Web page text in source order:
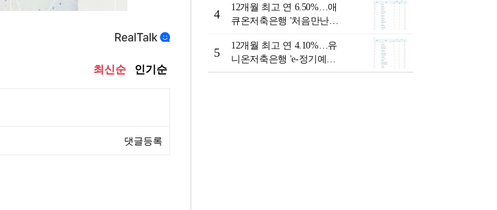
4
12개월 최고 연 6.50%…애
큐온저축은행 '처음만난적
리-8월 2주]
5
12개월 최고 연 4.10%…유
니온저축은행 'e-정기예
금'[이주의 저축은행 예금금